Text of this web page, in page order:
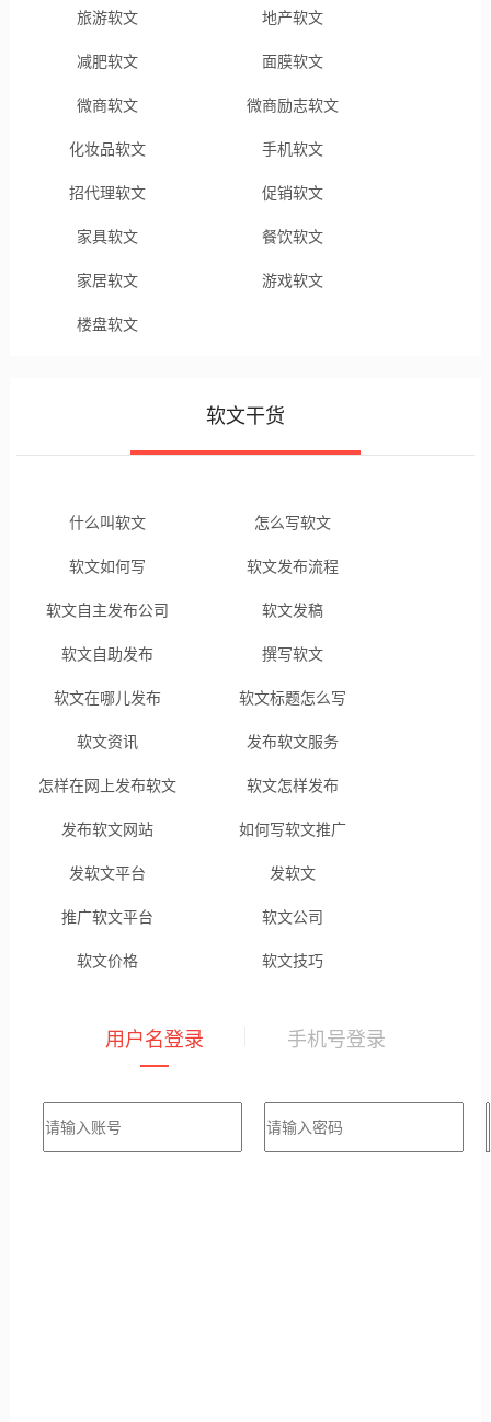
旅游软文 地产软文
减肥软文 面膜软文
微商软文 微商励志软文
化妆品软文 手机软文
招代理软文 促销软文
家具软文 餐饮软文
家居软文 游戏软文
楼盘软文
软文干货
什么叫软文 怎么写软文
软文如何写 软文发布流程
软文自主发布公司 软文发稿
软文自助发布 撰写软文
软文在哪儿发布 软文标题怎么写
软文资讯 发布软文服务
怎样在网上发布软文 软文怎样发布
发布软文网站 如何写软文推广
发软文平台 发软文
推广软文平台 软文公司
软文价格 软文技巧
用户名登录 手机号登录